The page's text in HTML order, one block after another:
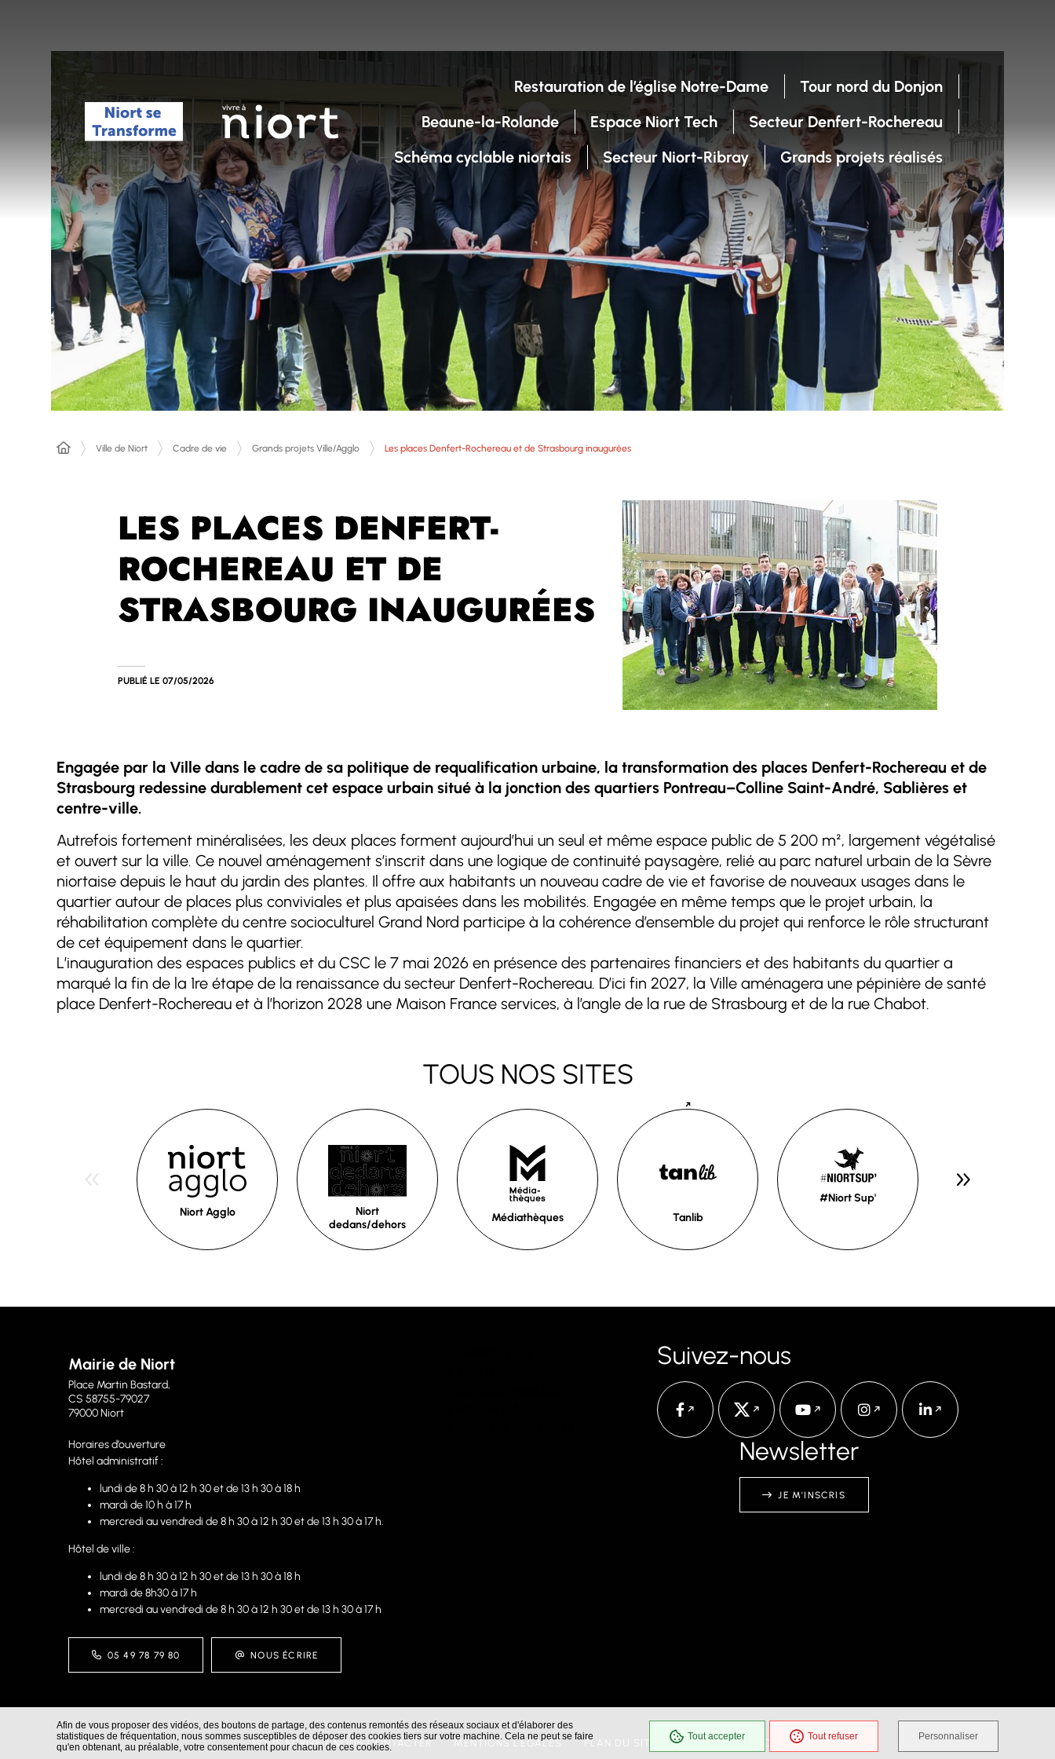
Afin de vous proposer des vidéos, des boutons de partage, des contenus remontés des réseaux sociaux et d'élaborer des
statistiques de fréquentation, nous sommes susceptibles de déposer des cookies tiers sur votre machine. Cela ne peut se faire
qu'en obtenant, au préalable, votre consentement pour chacun de ces cookies.
Tout accepter Tout refuser Personnaliser
Restauration de l’église Notre-Dame
Tour nord du Donjon
Beaune-la-Rolande
Espace Niort Tech
Secteur Denfert-Rochereau
Schéma cyclable niortais
Secteur Niort-Ribray Grands projets réalisés
Ville de Niort Cadre de vie Grands projets Ville/Agglo Les places Denfert-Rochereau et de Strasbourg inaugurées
LES PLACES DENFERT-
ROCHEREAU ET DE
STRASBOURG INAUGURÉES
PUBLIÉ LE 07/05/2026
Engagée par la Ville dans le cadre de sa politique de requalification urbaine, la transformation des places Denfert-Rochereau et de
Strasbourg redessine durablement cet espace urbain situé à la jonction des quartiers Pontreau–Colline Saint-André, Sablières et
centre-ville.
Autrefois fortement minéralisées, les deux places forment aujourd’hui un seul et même espace public de 5 200 m², largement végétalisé
et ouvert sur la ville. Ce nouvel aménagement s’inscrit dans une logique de continuité paysagère, relié au parc naturel urbain de la Sèvre
niortaise depuis le haut du jardin des plantes. Il offre aux habitants un nouveau cadre de vie et favorise de nouveaux usages dans le
quartier autour de places plus conviviales et plus apaisées dans les mobilités. Engagée en même temps que le projet urbain, la
réhabilitation complète du centre socioculturel Grand Nord participe à la cohérence d’ensemble du projet qui renforce le rôle structurant
de cet équipement dans le quartier.
L’inauguration des espaces publics et du CSC le 7 mai 2026 en présence des partenaires financiers et des habitants du quartier a
marqué la fin de la 1re étape de la renaissance du secteur Denfert-Rochereau. D’ici fin 2027, la Ville aménagera une pépinière de santé
place Denfert-Rochereau et à l’horizon 2028 une Maison France services, à l’angle de la rue de Strasbourg et de la rue Chabot.
TOUS NOS SITES
Niort Agglo
Niort
dedans/dehors
Médiathèques Tanlib
#Niort Sup'
Mairie de Niort
Place Martin Bastard,
CS 58755-79027
79000 Niort
Horaires d’ouverture
Hôtel administratif :
lundi de 8 h 30 à 12 h 30 et de 13 h 30 à 18 h
mardi de 10 h à 17 h
mercredi au vendredi de 8 h 30 à 12 h 30 et de 13 h 30 à 17 h.
Hôtel de ville :
lundi de 8 h 30 à 12 h 30 et de 13 h 30 à 18 h
mardi de 8h30 à 17 h
mercredi au vendredi de 8 h 30 à 12 h 30 et de 13 h 30 à 17 h
05 49 78 79 80 NOUS ÉCRIRE
Suivez-nous
Newsletter
JE M'INSCRIS
NOUS ÉCRIRE / NOUS CONTACTER MENTIONS LÉGALES PLAN DU SITE GESTION DES COOKIES